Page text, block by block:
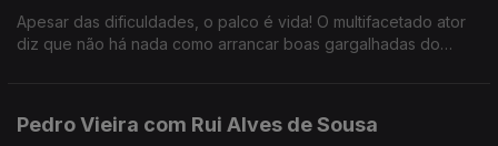
Apesar das dificuldades, o palco é vida! O multifacetado ator
diz que não há nada como arrancar boas gargalhadas do
Pedro Vieira com Rui Alves de Sousa